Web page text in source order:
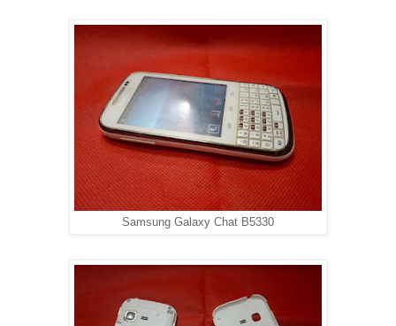
Samsung Galaxy Chat B5330